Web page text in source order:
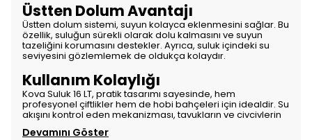
Üstten Dolum Avantajı
Üstten dolum sistemi, suyun kolayca eklenmesini sağlar. Bu
özellik, suluğun sürekli olarak dolu kalmasını ve suyun
tazeliğini korumasını destekler. Ayrıca, suluk içindeki su
seviyesini gözlemlemek de oldukça kolaydır.
Kullanım Kolaylığı
Kova Suluk 16 LT, pratik tasarımı sayesinde, hem
profesyonel çiftlikler hem de hobi bahçeleri için idealdir. Su
akışını kontrol eden mekanizması, tavukların ve civcivlerin
Devamını Göster